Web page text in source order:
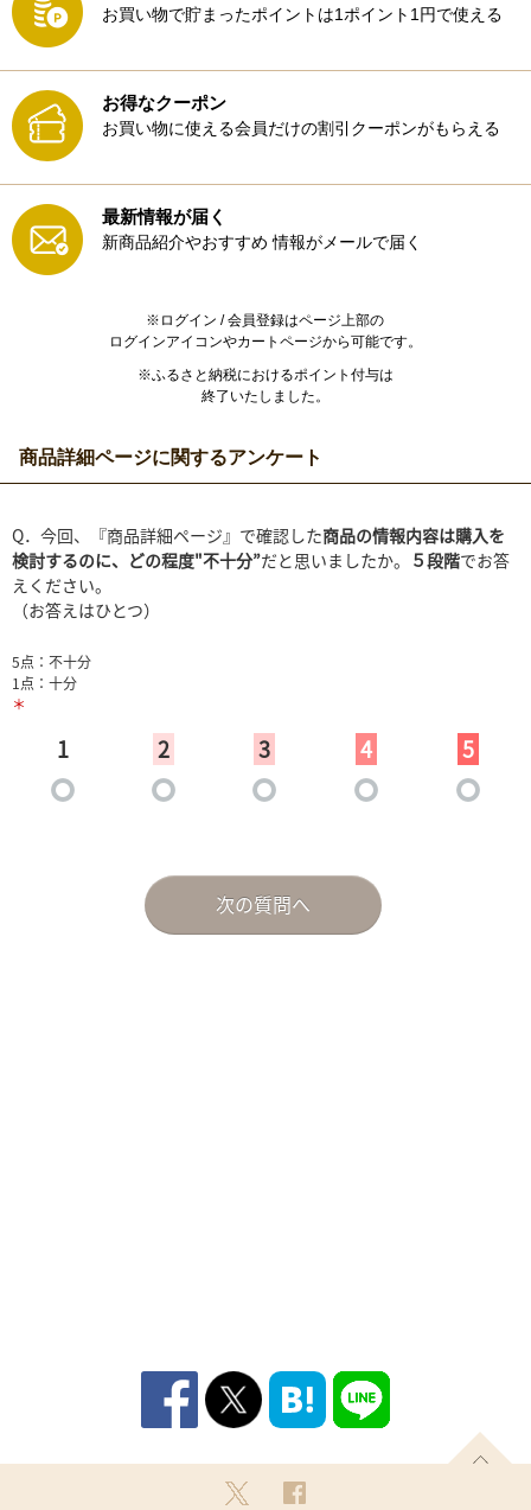
お買い物で貯まったポイントは1ポイント1円で使える
お得なクーポン
お買い物に使える会員だけの割引クーポンがもらえる
最新情報が届く
新商品紹介やおすすめ 情報がメールで届く
※ログイン / 会員登録はページ上部の
ログインアイコンやカートページから可能です。
※ふるさと納税におけるポイント付与は
終了いたしました。
商品詳細ページに関するアンケート